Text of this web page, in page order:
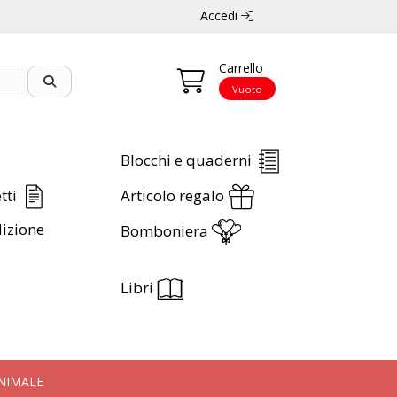
Accedi
Carrello
Vuoto
Blocchi e quaderni
Articolo regalo
Bomboniera
Libri